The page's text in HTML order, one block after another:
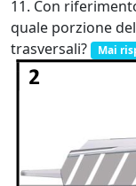
11. Con
quale porzione
trasversali?
Mai